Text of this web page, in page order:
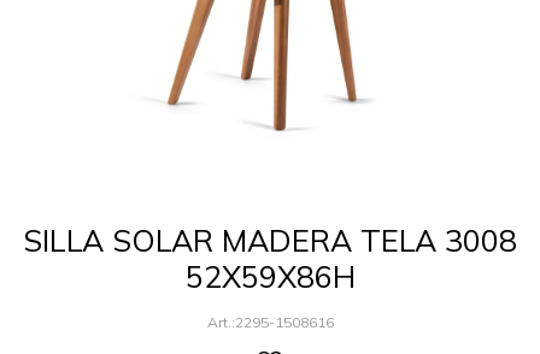
SILLA SOLAR MADERA TELA 3008
52X59X86H
2295-1508616